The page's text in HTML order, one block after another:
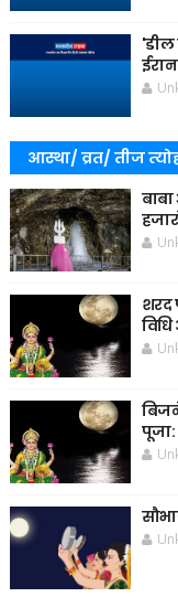
'डील
आस्था/ व्रत/ तीज
शरद
पूजा: